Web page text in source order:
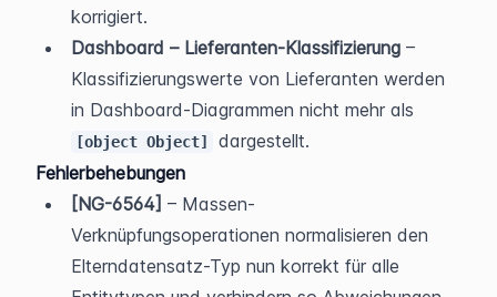
korrigiert.
Dashboard – Lieferanten-Klassifizierung –
Klassifizierungswerte von Lieferanten werden
[object Object]
dargestellt.
Fehlerbehebungen
[NG-6564] – Massen-
Verknüpfungsoperationen normalisieren den
Elterndatensatz-Typ nun korrekt für alle